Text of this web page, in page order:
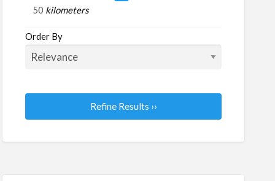
kilometers
Order By
Refine Results ››